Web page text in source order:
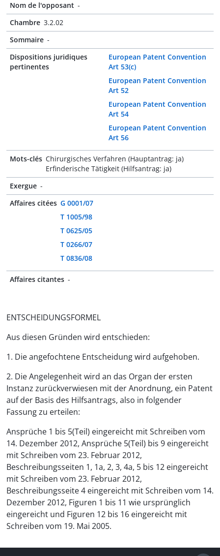
Nom de l'opposant -
Chambre 3.2.02
Sommaire -
Dispositions juridiques
pertinentes
European Patent Convention
Art 53(c)
European Patent Convention
Art 52
European Patent Convention
Art 54
European Patent Convention
Art 56
Mots-clés Chirurgisches Verfahren (Hauptantrag: ja)
Erfinderische Tätigkeit (Hilfsantrag: ja)
Exergue -
Affaires citées G 0001/07
T 1005/98
T 0625/05
T 0266/07
T 0836/08
Affaires citantes -
ENTSCHEIDUNGSFORMEL
Aus diesen Gründen wird entschieden:
1. Die angefochtene Entscheidung wird aufgehoben.
2. Die Angelegenheit wird an das Organ der ersten
Instanz zurückverwiesen mit der Anordnung, ein Patent
auf der Basis des Hilfsantrags, also in folgender
Fassung zu erteilen:
Ansprüche 1 bis 5(Teil) eingereicht mit Schreiben vom
14. Dezember 2012, Ansprüche 5(Teil) bis 9 eingereicht
mit Schreiben vom 23. Februar 2012,
Beschreibungsseiten 1, 1a, 2, 3, 4a, 5 bis 12 eingereicht
mit Schreiben vom 23. Februar 2012,
Beschreibungsseite 4 eingereicht mit Schreiben vom 14.
Dezember 2012, Figuren 1 bis 11 wie ursprünglich
eingereicht und Figuren 12 bis 16 eingereicht mit
Schreiben vom 19. Mai 2005.